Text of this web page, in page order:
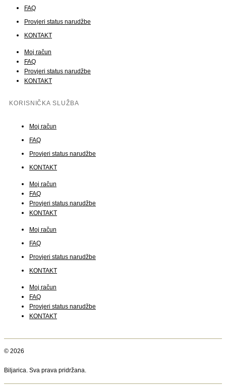
FAQ
Provjeri status narudžbe
KONTAKT
Moj račun
FAQ
Provjeri status narudžbe
KONTAKT
KORISNIČKA SLUŽBA
Moj račun
FAQ
Provjeri status narudžbe
KONTAKT
Moj račun
FAQ
Provjeri status narudžbe
KONTAKT
Moj račun
FAQ
Provjeri status narudžbe
KONTAKT
Moj račun
FAQ
Provjeri status narudžbe
KONTAKT
© 2026
Biljarica. Sva prava pridržana.